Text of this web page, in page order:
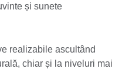
și sunete
realizabile ascultând
chiar și la niveluri mai